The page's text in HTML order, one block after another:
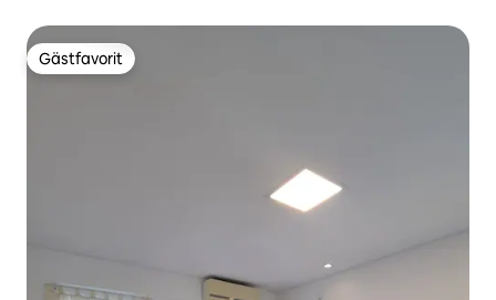
Gästfavorit
Gästfavorit